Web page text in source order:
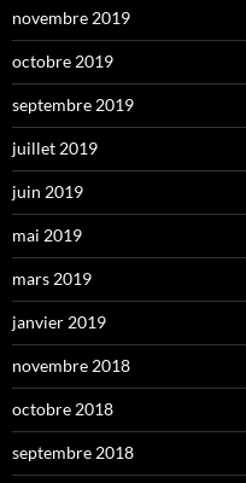
novembre 2019
octobre 2019
septembre 2019
juillet 2019
juin 2019
mai 2019
mars 2019
janvier 2019
novembre 2018
octobre 2018
septembre 2018